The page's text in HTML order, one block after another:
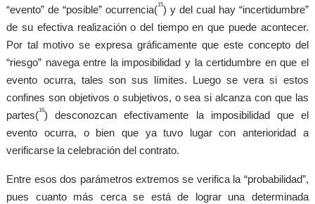
“evento” de “posible” ocurrencia(15) y del cual hay “incertidumbre”
de su efectiva realización o del tiempo en que puede acontecer.
Por tal motivo se expresa gráficamente que este concepto del
“riesgo” navega entre la imposibilidad y la certidumbre en que el
evento ocurra, tales son sus límites. Luego se vera si estos
confines son objetivos o subjetivos, o sea si alcanza con que las
partes(16) desconozcan efectivamente la imposibilidad que el
evento ocurra, o bien que ya tuvo lugar con anterioridad a
verificarse la celebración del contrato.
Entre esos dos parámetros extremos se verifica la “probabilidad”,
pues cuanto más cerca se está de lograr una determinada